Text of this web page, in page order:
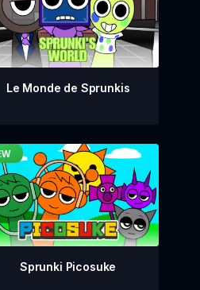
Le Monde de Sprunkis
Sprunki Picosuke